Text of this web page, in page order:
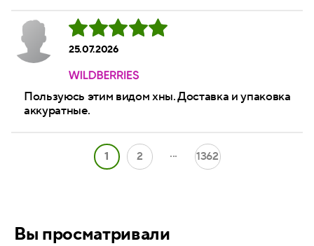
25.07.2026
Пользуюсь этим видом хны. Доставка и упаковка
аккуратные.
1 2 ... 1362
Вы просматривали